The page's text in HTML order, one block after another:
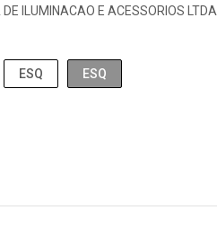
ILUMINACAO E ACESSORIOS LTDA
ESQ ESQ